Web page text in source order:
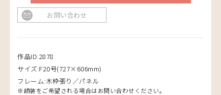
お問い合わせ
作品ID:2878
サイズ:F20号(727×606mm)
フレーム:木枠張り／パネル
※額装をご希望される場合はお問い合わせください。